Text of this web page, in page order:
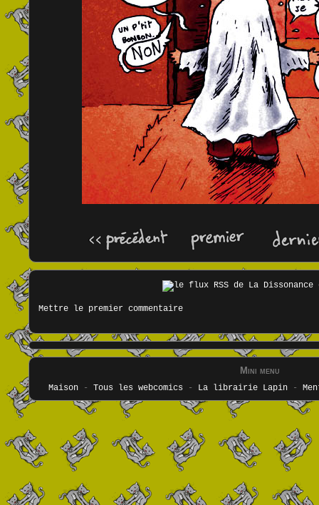
Mettre le premier commentaire
Mini menu
Maison- Tous les webcomics - La librairie Lapin-